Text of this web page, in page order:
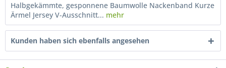
Halbgekämmte, gesponnene Baumwolle Nackenband Kurze
Ärmel Jersey V-Ausschnitt... mehr
Kunden haben sich ebenfalls angesehen